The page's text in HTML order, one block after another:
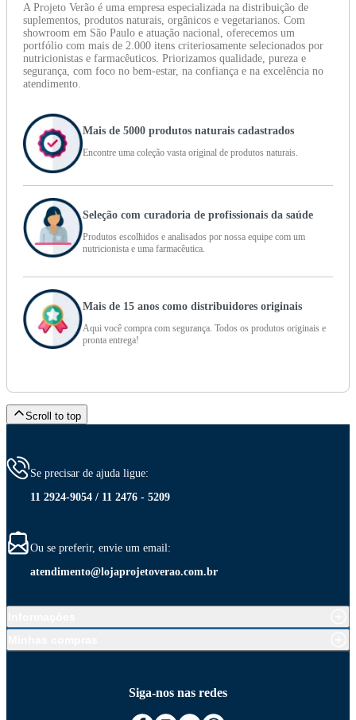
A Projeto Verão é uma empresa especializada na distribuição de
suplementos, produtos naturais, orgânicos e vegetarianos. Com
showroom em São Paulo e atuação nacional, oferecemos um
portfólio com mais de 2.000 itens criteriosamente selecionados por
nutricionistas e farmacêuticos. Priorizamos qualidade, pureza e
segurança, com foco no bem-estar, na confiança e na excelência no
atendimento.
Mais de 5000 produtos naturais cadastrados
Encontre uma coleção vasta original de produtos naturais.
Seleção com curadoria de profissionais da saúde
Produtos escolhidos e analisados por nossa equipe com um
nutricionista e uma farmacêutica.
Mais de 15 anos como distribuidores originais
Aqui você compra com segurança. Todos os produtos originais e
pronta entrega!
Scroll to top
Se precisar de ajuda ligue:
11 2924-9054 / 11 2476 - 5209
Ou se preferir, envie um email:
atendimento@lojaprojetoverao.com.br
Siga-nos nas redes